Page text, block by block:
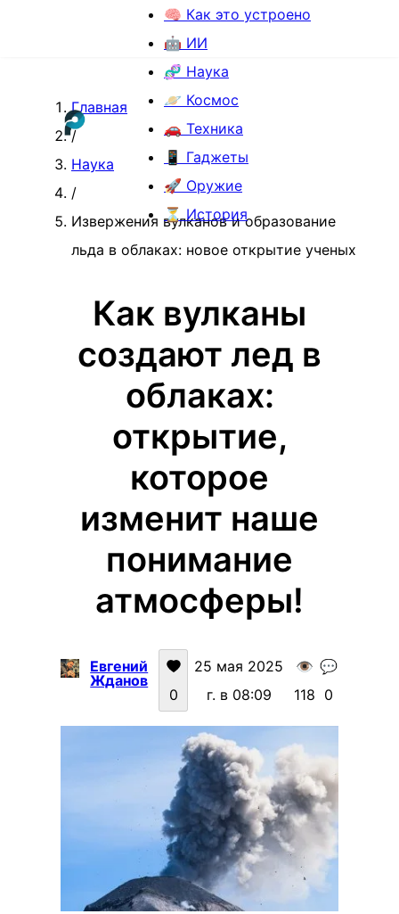
🧠 Как это устроено
🤖 ИИ
🧬 Наука
🪐 Космос
🚗 Техника
📱 Гаджеты
🚀 Оружие
⏳ История
Главная
/
Наука
/
Извержения вулканов и образование
льда в облаках: новое открытие ученых
Как вулканы
создают лед в
облаках:
открытие,
которое
изменит наше
понимание
атмосферы!
Евгений
Жданов
0
25 мая 2025
г. в 08:09
👁️
118
💬
0